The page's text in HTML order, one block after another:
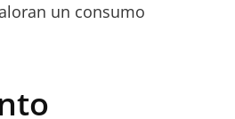
un consumo